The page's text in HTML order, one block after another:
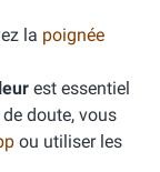
la poignée
est essentiel
doute, vous
ou utiliser les